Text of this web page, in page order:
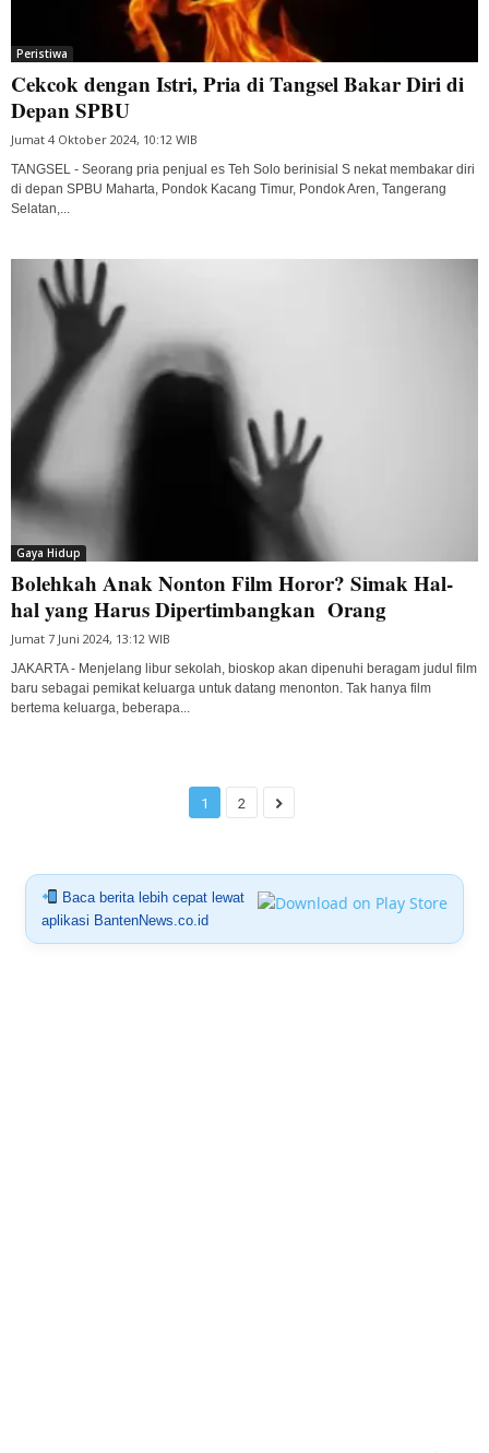
Peristiwa
Cekcok dengan Istri, Pria di Tangsel Bakar Diri di
Depan SPBU
Jumat 4 Oktober 2024, 10:12 WIB
TANGSEL - Seorang pria penjual es Teh Solo berinisial S nekat membakar diri
di depan SPBU Maharta, Pondok Kacang Timur, Pondok Aren, Tangerang
Selatan,...
Gaya Hidup
Bolehkah Anak Nonton Film Horor? Simak Hal-
hal yang Harus Dipertimbangkan Orang
Jumat 7 Juni 2024, 13:12 WIB
JAKARTA - Menjelang libur sekolah, bioskop akan dipenuhi beragam judul film
baru sebagai pemikat keluarga untuk datang menonton. Tak hanya film
bertema keluarga, beberapa...
1 2
Baca berita lebih cepat lewat
aplikasi BantenNews.co.id